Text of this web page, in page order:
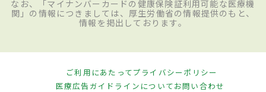
なお、「マイナンバーカードの健康保険証利用可能な医療機
関」の情報につきましては、厚生労働省の情報提供のもと、
情報を掲出しております。
ご利用にあたってプライバシーポリシー
医療広告ガイドラインについてお問い合わせ